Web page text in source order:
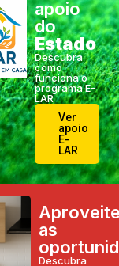
apoio
do
Estado
Descubra
como
funciona o
programa E-
LAR
Ver
apoio
E-
LAR
as
Descubra